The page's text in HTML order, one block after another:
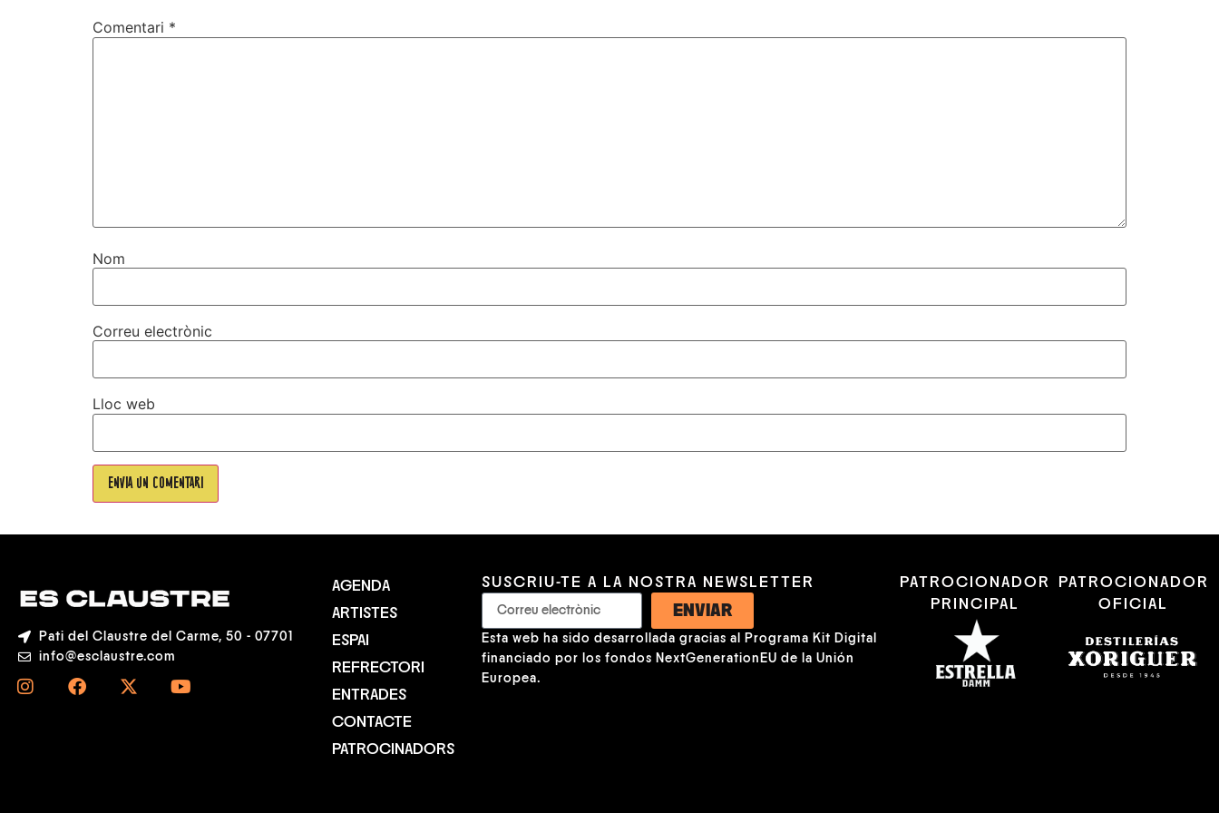
Comentari *
Nom
Correu electrònic
Lloc web
Pati del Claustre del Carme, 50 - 07701
info@esclaustre.com
AGENDA
ARTISTES
ESPAI
REFRECTORI
ENTRADES
CONTACTE
PATROCINADORS
SUSCRIU-TE A LA NOSTRA NEWSLETTER
ENVIAR
Esta web ha sido desarrollada gracias al Programa Kit Digital
financiado por los fondos NextGenerationEU de la Unión
Europea.
PATROCIONADOR
PRINCIPAL
PATROCIONADOR
OFICIAL